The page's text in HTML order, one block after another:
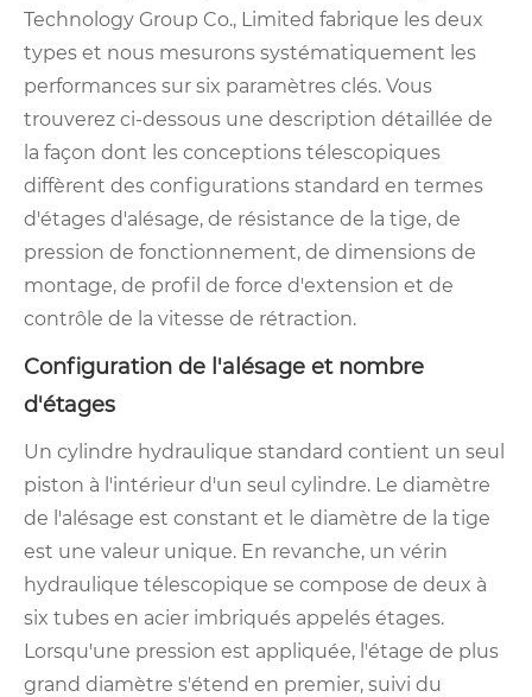
Technology Group Co., Limited fabrique les deux
types et nous mesurons systématiquement les
performances sur six paramètres clés. Vous
trouverez ci-dessous une description détaillée de
la façon dont les conceptions télescopiques
diffèrent des configurations standard en termes
d'étages d'alésage, de résistance de la tige, de
pression de fonctionnement, de dimensions de
montage, de profil de force d'extension et de
contrôle de la vitesse de rétraction.
Configuration de l'alésage et nombre
d'étages
Un cylindre hydraulique standard contient un seul
piston à l'intérieur d'un seul cylindre. Le diamètre
de l'alésage est constant et le diamètre de la tige
est une valeur unique. En revanche, un vérin
hydraulique télescopique se compose de deux à
six tubes en acier imbriqués appelés étages.
Lorsqu'une pression est appliquée, l'étage de plus
grand diamètre s'étend en premier, suivi du